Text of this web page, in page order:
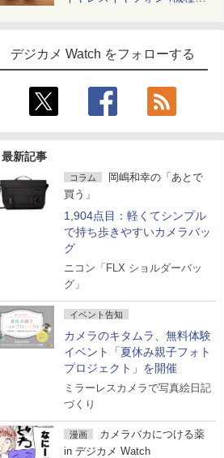
デジカメ Watch をフォローする
最新記事
コラム
岡嶋和幸の「あとで
買う」
1,904点目：軽くてシンプル
で持ち歩きやすいカメラバッ
グ
ニコン「FLX ショルダーバッ
グ」
イベント告知
カメラのキタムラ、無料体験
イベント「夏休み親子フォト
プロジェクト」を開催
ミラーレスカメラで写真絵日記
づくり
漫画
カメラバカにつける薬
in デジカメ Watch